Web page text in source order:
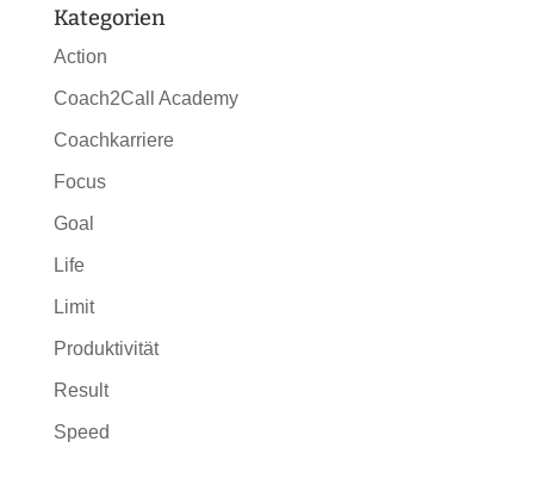
Kategorien
Action
Coach2Call Academy
Coachkarriere
Focus
Goal
Life
Limit
Produktivität
Result
Speed